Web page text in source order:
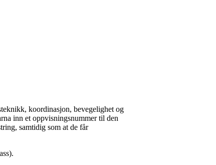
koordinasjon, bevegelighet og
inn et oppvisningsnummer til den
samtidig som at de får